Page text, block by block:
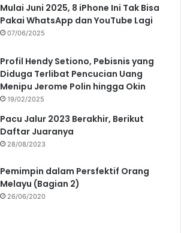
Mulai Juni 2025, 8 iPhone Ini Tak Bisa
Pakai WhatsApp dan YouTube Lagi
07/06/2025
Profil Hendy Setiono, Pebisnis yang
Diduga Terlibat Pencucian Uang
Menipu Jerome Polin hingga Okin
19/02/2025
Pacu Jalur 2023 Berakhir, Berikut
Daftar Juaranya
28/08/2023
Pemimpin dalam Persfektif Orang
Melayu (Bagian 2)
26/06/2020